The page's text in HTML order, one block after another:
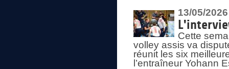
13/05/2026
Cette
volley assis va
réunit les six
l’entraîneur Yohann